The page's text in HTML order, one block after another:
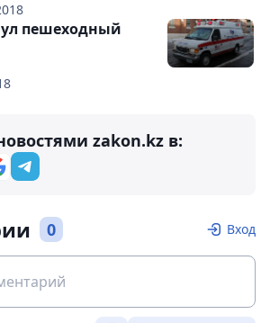
пешеходный
zakon.kz в:
0 Вход